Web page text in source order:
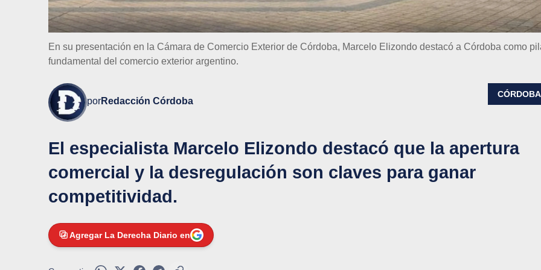
En su presentación en la Cámara de Comercio Exterior de Córdoba, Marcelo Elizondo destacó a Córdoba como
fundamental del comercio exterior argentino.
porRedacción Córdoba
CÓRDOBA
El especialista Marcelo Elizondo destacó que la apertura
comercial y la desregulación son claves para ganar
competitividad.
Agregar La Derecha Diario en